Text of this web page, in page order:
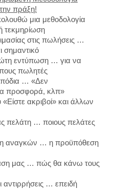
πράξη!
μια μεθοδολογία
τεκμηρίωση
στις πωλήσεις …
σημαντικό
εντύπωση … για να
πωλητές
… «Δεν
προσφορά, κλπ»
ακριβοί» και άλλων
πελάτη … ποιους πελάτες
αναγκών … η προϋπόθεση
μας … πώς θα κάνω τους
αντιρρήσεις … επειδή